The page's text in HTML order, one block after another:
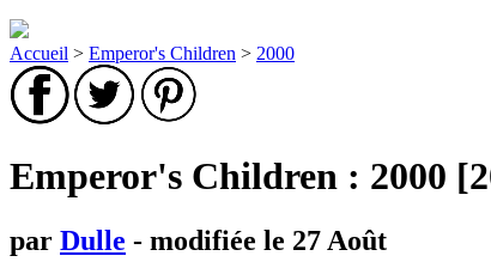
Accueil > Emperor's Children > 2000
Emperor's Children : 2000
par Dulle - modifiée le 27 Août